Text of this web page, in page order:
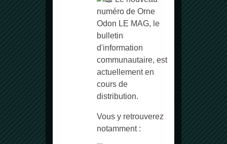
Communauté de Communes
Vallées de l’Orne et de l’Odon
4 rue du Colonel Arnaud Beltrame
14210 Évrecy
Téléphone :02 31 73 11 98
numéro de Orne
Odon LE MAG, le
bulletin
d'information
communautaire, est
actuellement en
cours de
distribution.
Vous y retrouverez
notamment :